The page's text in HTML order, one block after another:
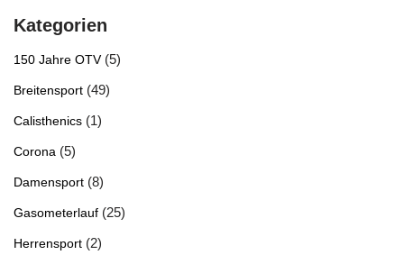
Kategorien
150 Jahre OTV(5)
Breitensport (49)
Calisthenics (1)
Corona (5)
Damensport (8)
Gasometerlauf (25)
Herrensport (2)